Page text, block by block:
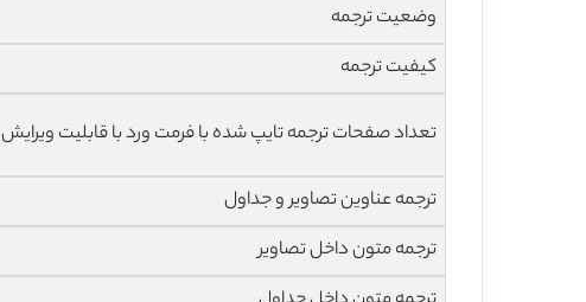
وضعیت ترجمه
کیفیت ترجمه
تعداد صفحات ترجمه تایپ شده با فرمت ورد با قابلیت ویرایش
ترجمه عناوین تصاویر و جداول
ترجمه متون داخل تصاویر